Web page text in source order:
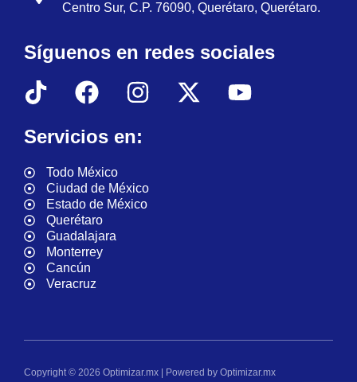
Centro Sur, C.P. 76090, Querétaro, Querétaro.
Síguenos en redes sociales
Servicios en:
Todo México
Ciudad de México
Estado de México
Querétaro
Guadalajara
Monterrey
Cancún
Veracruz
Copyright © 2026 Optimizar.mx | Powered by Optimizar.mx